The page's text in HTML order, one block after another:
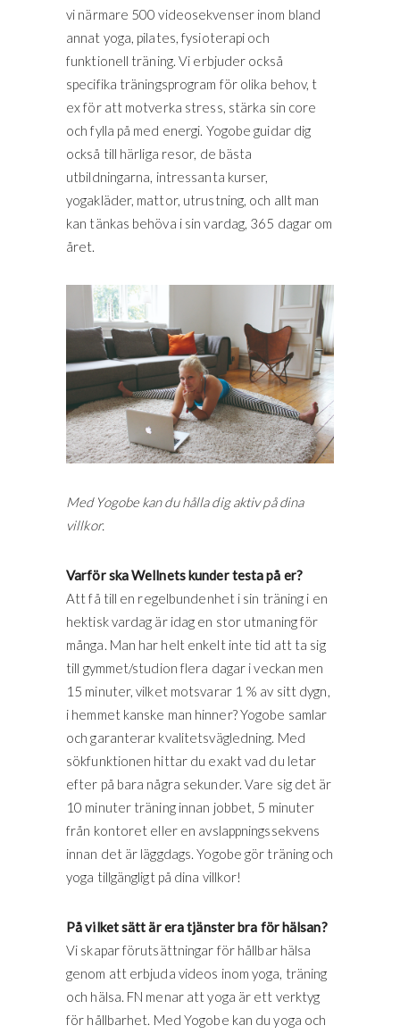
vi närmare 500 videosekvenser inom bland
annat yoga, pilates, fysioterapi och
funktionell träning. Vi erbjuder också
specifika träningsprogram för olika behov, t
ex för att motverka stress, stärka sin core
och fylla på med energi. Yogobe guidar dig
också till härliga resor, de bästa
utbildningarna, intressanta kurser,
yogakläder, mattor, utrustning, och allt man
kan tänkas behöva i sin vardag, 365 dagar om
året.
Med Yogobe kan du hålla dig aktiv på dina
villkor.
Varför ska Wellnets kunder testa på er?
Att få till en regelbundenhet i sin träning i en
hektisk vardag är idag en stor utmaning för
många. Man har helt enkelt inte tid att ta sig
till gymmet/studion flera dagar i veckan men
15 minuter, vilket motsvarar 1 % av sitt dygn,
i hemmet kanske man hinner? Yogobe samlar
och garanterar kvalitetsvägledning. Med
sökfunktionen hittar du exakt vad du letar
efter på bara några sekunder. Vare sig det är
10 minuter träning innan jobbet, 5 minuter
från kontoret eller en avslappningssekvens
innan det är läggdags. Yogobe gör träning och
yoga tillgängligt på dina villkor!
På vilket sätt är era tjänster bra för hälsan?
Vi skapar förutsättningar för hållbar hälsa
genom att erbjuda videos inom yoga, träning
och hälsa. FN menar att yoga är ett verktyg
för hållbarhet. Med Yogobe kan du yoga och